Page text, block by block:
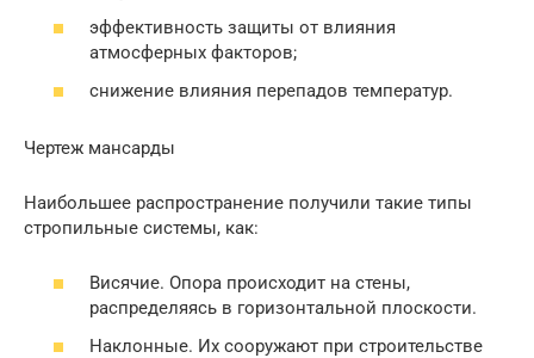
эффективность защиты от влияния
атмосферных факторов;
снижение влияния перепадов температур.
Чертеж мансарды
Наибольшее распространение получили такие типы
стропильные системы, как:
Висячие. Опора происходит на стены,
распределяясь в горизонтальной плоскости.
Наклонные. Их сооружают при строительстве